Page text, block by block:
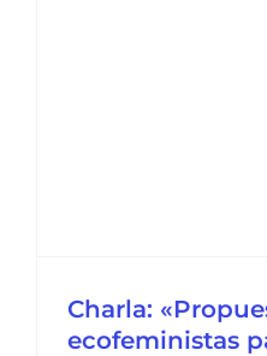
Charla:
ecofeministas